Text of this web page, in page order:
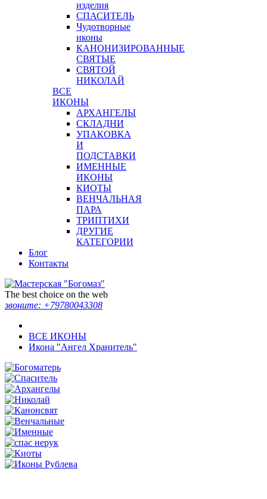
изделия
СПАСИТЕЛЬ
Чудотворные
иконы
КАНОНИЗИРОВАННЫЕ
СВЯТЫЕ
СВЯТОЙ
НИКОЛАЙ
ВСЕ
ИКОНЫ
АРХАНГЕЛЫ
СКЛАДНИ
УПАКОВКА
И
ПОДСТАВКИ
ИМЕННЫЕ
ИКОНЫ
КИОТЫ
ВЕНЧАЛЬНАЯ
ПАРА
ТРИПТИХИ
ДРУГИЕ
КАТЕГОРИИ
Блог
Контакты
The best choice on the web
звоните: +79780043308
ВСЕ ИКОНЫ
Икона "Ангел Хранитель"